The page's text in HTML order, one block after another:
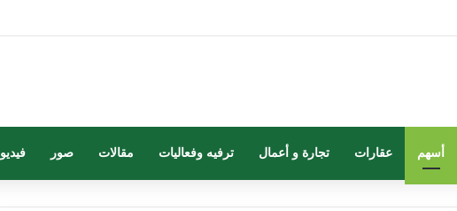
أسهم عقارات تجارة و أعمال ترفيه وفعاليات مقالات صور فيديو